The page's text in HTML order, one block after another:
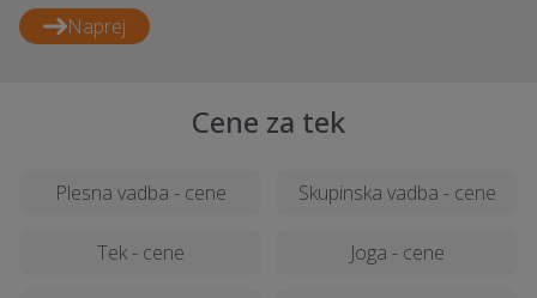
Naprej
Cene za tek
Plesna vadba - cene Skupinska vadba - cene
Tek - cene Joga - cene